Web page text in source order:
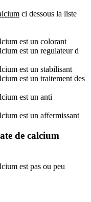
ci dessous la liste
est un colorant
est un regulateur d
est un stabilisant
est un traitement des
est un anti
est un affermissant
de calcium
est pas ou peu